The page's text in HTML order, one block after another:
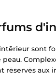
sont
rēservēs aux